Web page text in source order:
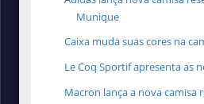
Munique
Caixa muda suas cores na
Le Coq Sportif apresenta as
Macron lança a nova camisa